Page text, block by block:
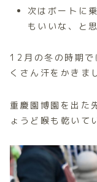
次はボートに
もいいな、と
12月の冬の時期で
くさん汗をかきま
重慶園博園を出た
ょうど喉も乾いて